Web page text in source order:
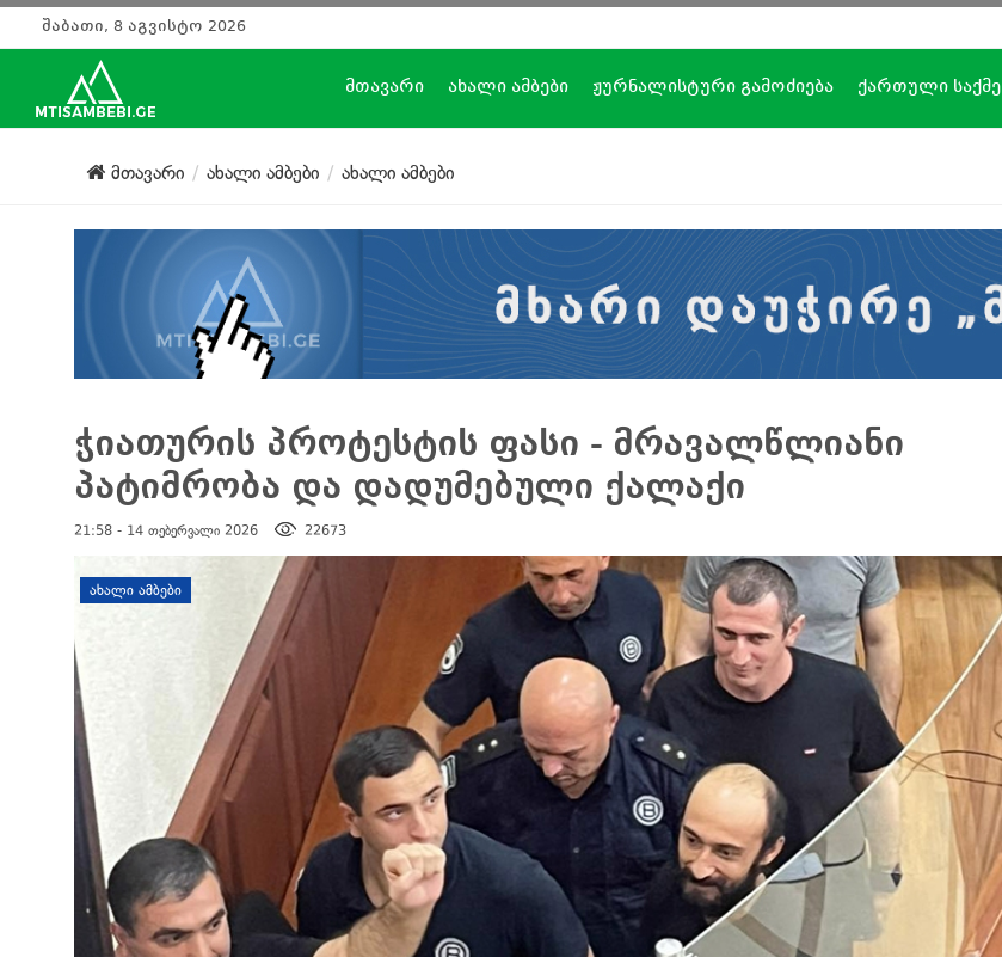
შაბათი, 8 აგვისტო 2026
მთავარი ახალი ამბები ჟურნალისტური გამოძიება ქართული საქმე
მთავარი ახალი ამბები ახალი ამბები
ჭიათურის პროტესტის ფასი - მრავალწლიანი
პატიმრობა და დადუმებული ქალაქი
21:58 - 14 თებერვალი 2026 22673
დატოვე კომენტარი
ᲐᲮᲐᲚᲘ ᲐᲛᲑᲔᲑᲘ